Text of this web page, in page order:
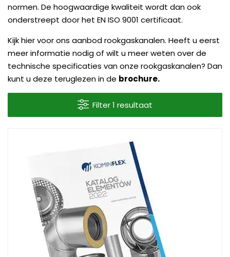
normen. De hoogwaardige kwaliteit wordt dan ook
onderstreept door het EN ISO 9001 certificaat.
Kijk hier voor ons aanbod rookgaskanalen. Heeft u eerst
meer informatie nodig of wilt u meer weten over de
technische specificaties van onze rookgaskanalen? Dan
kunt u deze teruglezen in de brochure.
Filter 1 resultaat